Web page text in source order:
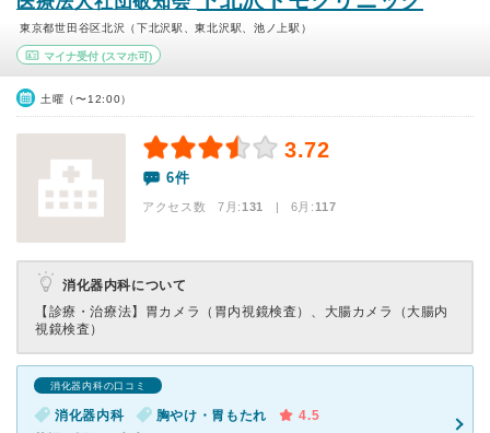
東京都世田谷区北沢（下北沢駅、東北沢駅、池ノ上駅）
マイナ受付 (スマホ可)
土曜（〜12:00）
3.72
6件
アクセス数 7月:131 | 6月:117
消化器内科について
【診療・治療法】 胃カメラ（胃内視鏡検査）、大腸カメラ（大腸内
視鏡検査）
消化器内科の口コミ
消化器内科 胸やけ・胃もたれ
4.5